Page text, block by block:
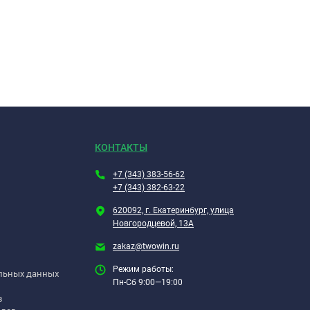
данных
КОНТАКТЫ
+7 (343) 383-56-62
+7 (343) 382-63-22
620092, г. Екатеринбург, улица
Новгородцевой, 13А
zakaz@twowin.ru
Режим работы:
Пн-Сб 9:00—19:00